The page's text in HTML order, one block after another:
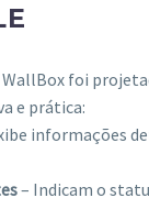
WallBox foi
e prática:
informações
– Indicam o